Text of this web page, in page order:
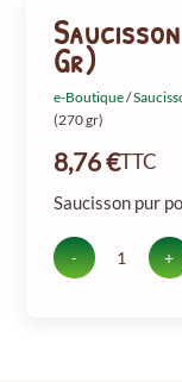
Gr)
e-Boutique/
(270 gr)
8,76€TTC
Saucisson pur
-
quantité
+